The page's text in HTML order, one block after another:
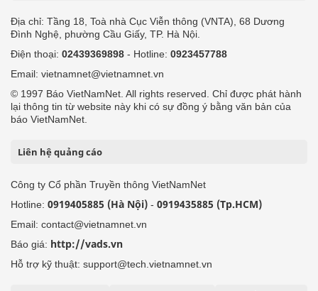
Địa chỉ: Tầng 18, Toà nhà Cục Viễn thông (VNTA), 68 Dương
Đình Nghệ, phường Cầu Giấy, TP. Hà Nội.
Điện thoại: 02439369898 - Hotline: 0923457788
Email: vietnamnet@vietnamnet.vn
© 1997 Báo VietNamNet. All rights reserved. Chỉ được phát hành
lại thông tin từ website này khi có sự đồng ý bằng văn bản của
báo VietNamNet.
Liên hệ quảng cáo
Công ty Cổ phần Truyền thông VietNamNet
Hotline: 0919405885 (Hà Nội) - 0919435885 (Tp.HCM)
Email: contact@vietnamnet.vn
Báo giá: http://vads.vn
Hỗ trợ kỹ thuật: support@tech.vietnamnet.vn